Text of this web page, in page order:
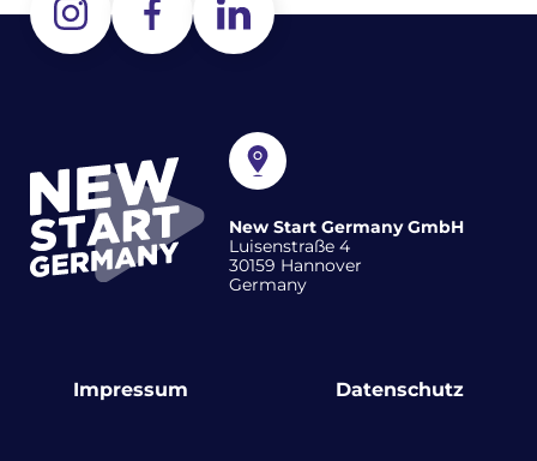
New Start Germany GmbH
Luisenstraße 4
30159 Hannover
Germany
Impressum Datenschutz